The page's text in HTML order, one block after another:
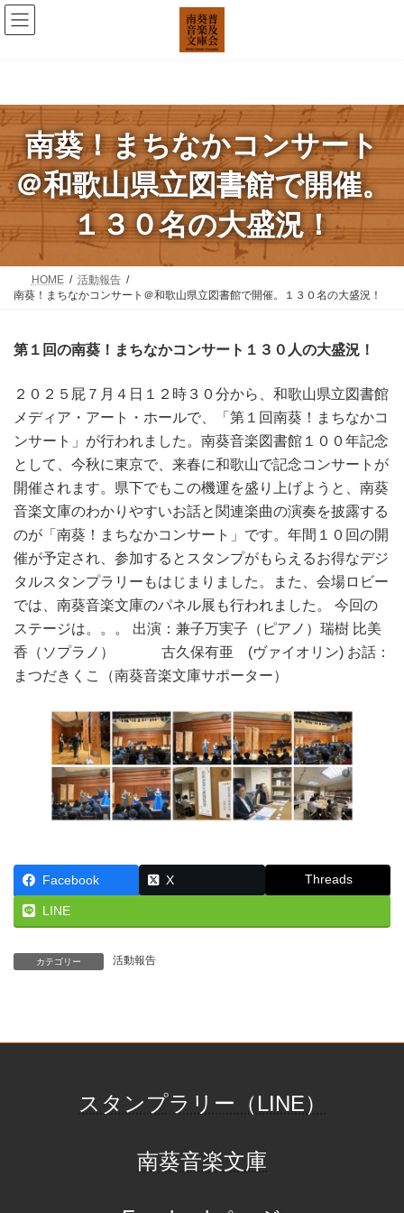
コ
ン
へ
ス
キ
ッ
プ
ナ
ビ
ョ
ン
に
移
動
南葵！まちなかコンサート
＠和歌山県立図書館で開催。
１３０名の大盛況！
HOME
活動報告
南葵！まちなかコンサート＠和歌山県立図書館で開催。１３０名の大盛況！
第１回の南葵！まちなかコンサート１３０人の大盛況！
２０２５屁７月４日１２時３０分から、和歌山県立図書館
メディア・アート・ホールで、「第１回南葵！まちなかコ
ンサート」が行われました。南葵音楽図書館１００年記念
として、今秋に東京で、来春に和歌山で記念コンサートが
開催されます。県下でもこの機運を盛り上げようと、南葵
音楽文庫のわかりやすいお話と関連楽曲の演奏を披露する
のが「南葵！まちなかコンサート」です。年間１０回の開
催が予定され、参加するとスタンプがもらえるお得なデジ
タルスタンプラリーもはじまりました。また、会場ロビー
では、南葵音楽文庫のパネル展も行われました。 今回の
ステージは。。。 出演：兼子万実子（ピアノ）瑞樹 比美
香（ソプラノ） 古久保有亜 (ヴァイオリン) お話：
まつだきくこ（南葵音楽文庫サポーター）
Facebook X Threads
LINE
カテゴリー 活動報告
スタンプラリー（LINE）
南葵音楽文庫